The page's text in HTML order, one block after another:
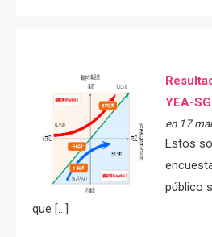
YEA-
en 17
Estos
público
que […]